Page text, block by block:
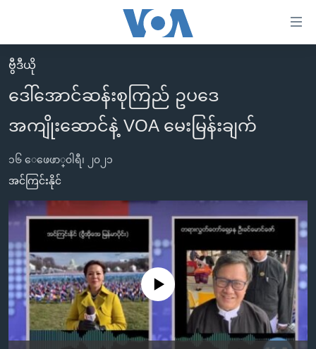
လွယ်ကူ
စေ
များ
ပင်မ
အကြောင်းအရာ
သို့
ကျော်
ကြည့်
ရန်
ပင်မ
အ
ညွန်း
မူလစာမျက်နှာ
မြန်မာ
ကမ္ဘာ့သတင်းများ
အမေရိကန်
တရုတ်
သတင်းလွတ်လပ်ခွင့်
ရပ်ဝန်းတခု လမ်းတခု အလွန်
အင်္ဂလိပ်စာလေ့လာမယ်
အမေရိကန်သုံးအီဒီယံ
မကြေးမုံရဲ့ အင်္ဂလိပ်စာ
ရုပ်ရှင်ထဲက အင်္ဂလိပ်စာ
သုတပဒေသာ အင်္ဂလိပ်စာ
အပတ်စဉ်ကဏ္ဍများ
ရေဒီယို
တီဗွီ
ရေဒီယိုနှင့်ရုပ်သံ အချက်အလက်များ
ရေဒီယို/တီဗွီအစီအစဉ်
Learning English
ဗွီဒီယို
ဒေါ်အောင်ဆန်းစုကြည် ဥပဒေ
အကျိုးဆောင်နဲ့ VOA မေးမြန်းချက်
၁၆ ေဖေဖာ္၀ါရီ၊ ၂၀၂၁
အင်ကြင်းနိုင်
No media source currently available